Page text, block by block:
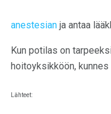
anestesian ja antaa
Kun potilas on
hoitoyksikköön,
Lähteet: